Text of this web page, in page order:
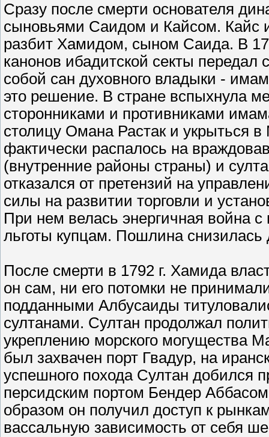
Сразу после смерти основателя
сыновьями Саидом и Кайсом. Кайс
разбит Хамидом, сыном Саида. В
канонов ибадитской секты передал
собой сан духовного владыки -
это решение. В стране вспыхнула
сторонниками и противниками
столицу Омана Растак и укрыться
фактически распалось на
(внутренние районы страны) и
отказался от претензий на
силы на развитии торговли и
При нем велась энергичная война
льготы купцам. Пошлина снизилась
После смерти в 1792 г. Хамида
он сам, ни его потомки не
подданными Албусаиды
султанами. Султан продолжал
укреплению морского могущества
был захвачен порт Гвадур, на
успешного похода Султан добился
персидским портом Бендер
образом он получил доступ к
вассальную зависимость от себя